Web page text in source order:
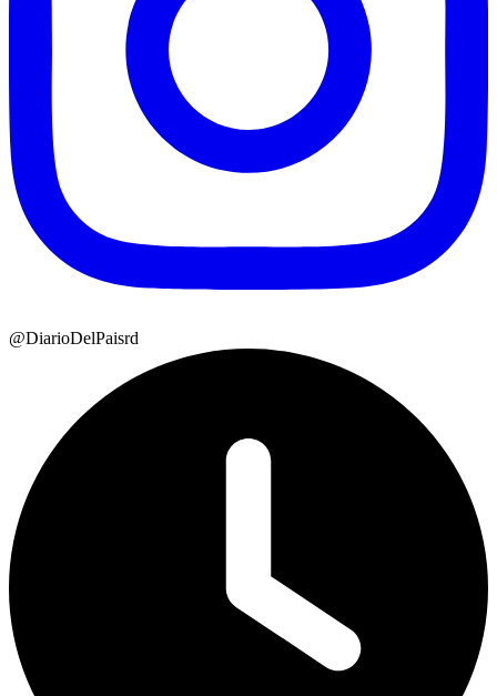
@DiarioDelPaisrd